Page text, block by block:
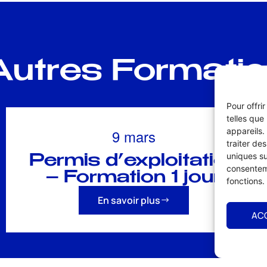
Pour
telles que
traiter
uniques
fonctions.
9 mars
Permis d’exploitation
– Formation 1 jour
En savoir plus